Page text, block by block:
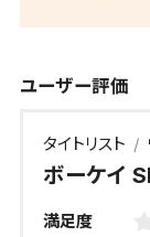
ユーザー評価
タイトリスト
ボーケイ
満足度